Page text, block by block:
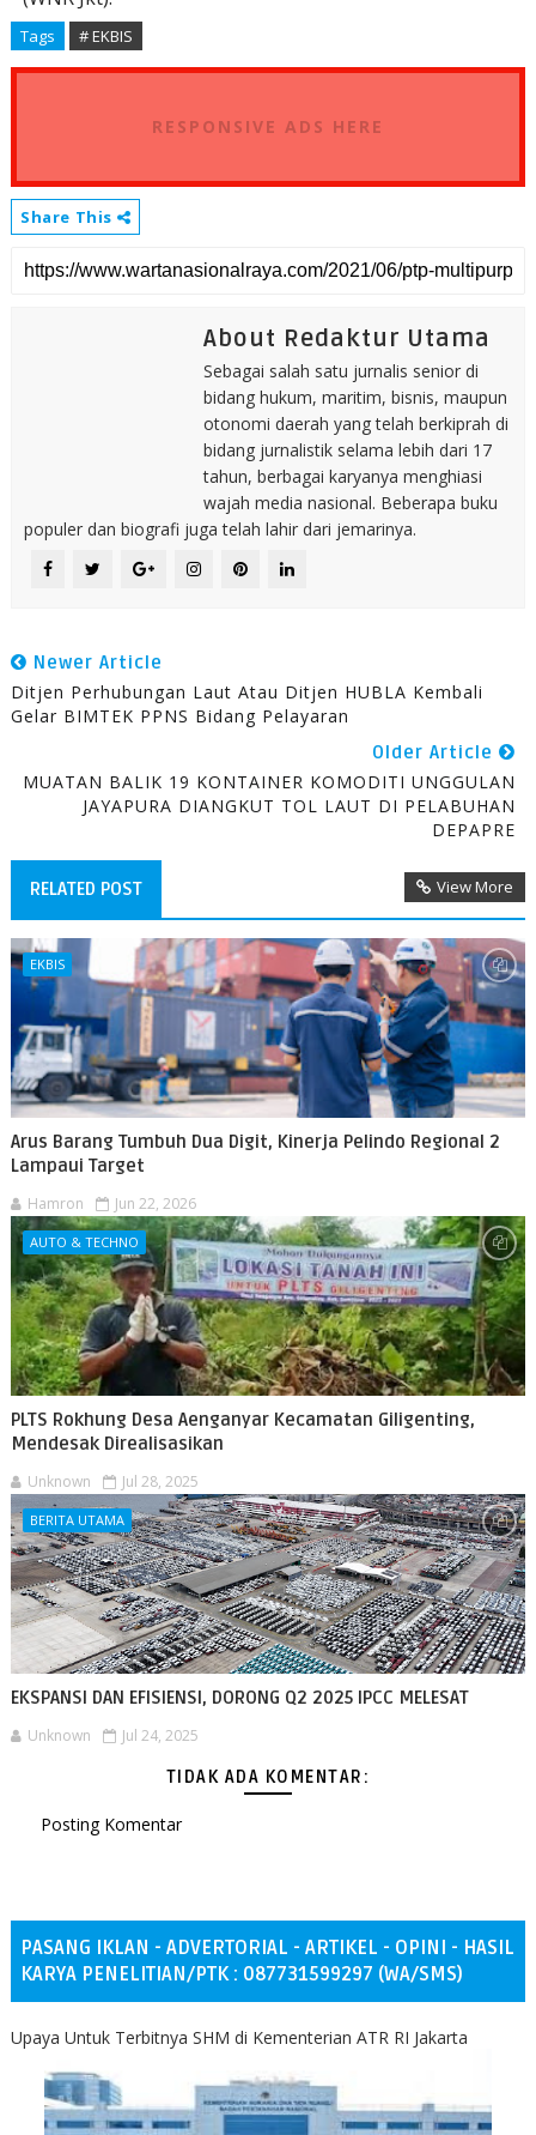
Tags # EKBIS
RESPONSIVE ADS HERE
Share This
About Redaktur Utama
Sebagai salah satu jurnalis senior di
bidang hukum, maritim, bisnis, maupun
otonomi daerah yang telah berkiprah di
bidang jurnalistik selama lebih dari 17
tahun, berbagai karyanya menghiasi
wajah media nasional. Beberapa buku
populer dan biografi juga telah lahir dari jemarinya.
Newer Article
Ditjen Perhubungan Laut Atau Ditjen HUBLA Kembali
Gelar BIMTEK PPNS Bidang Pelayaran
Older Article
MUATAN BALIK 19 KONTAINER KOMODITI UNGGULAN
JAYAPURA DIANGKUT TOL LAUT DI PELABUHAN
DEPAPRE
RELATED POST View More
EKBIS
Arus Barang Tumbuh Dua Digit, Kinerja Pelindo Regional 2
Lampaui Target
Hamron Jun 22, 2026
AUTO & TECHNO
PLTS Rokhung Desa Aenganyar Kecamatan Giligenting,
Mendesak Direalisasikan
Unknown Jul 28, 2025
BERITA UTAMA
EKSPANSI DAN EFISIENSI, DORONG Q2 2025 IPCC MELESAT
Unknown Jul 24, 2025
TIDAK ADA KOMENTAR:
Posting Komentar
PASANG IKLAN - ADVERTORIAL - ARTIKEL - OPINI - HASIL
KARYA PENELITIAN/PTK : 087731599297 (WA/SMS)
Upaya Untuk Terbitnya SHM di Kementerian ATR RI Jakarta